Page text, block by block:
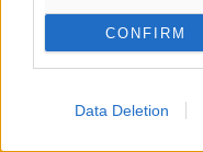
CONFIRM
Data Deletion
°
28°